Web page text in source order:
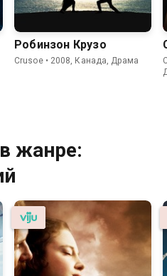
Робинзон Крузо
Crusoe • 2008, Канада, Драма
жанре: